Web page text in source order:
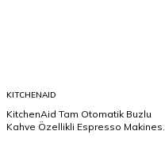
KITCHENAID
KitchenAid Tam Otomatik Buzlu
Kahve Özellikli Espresso Makinesi